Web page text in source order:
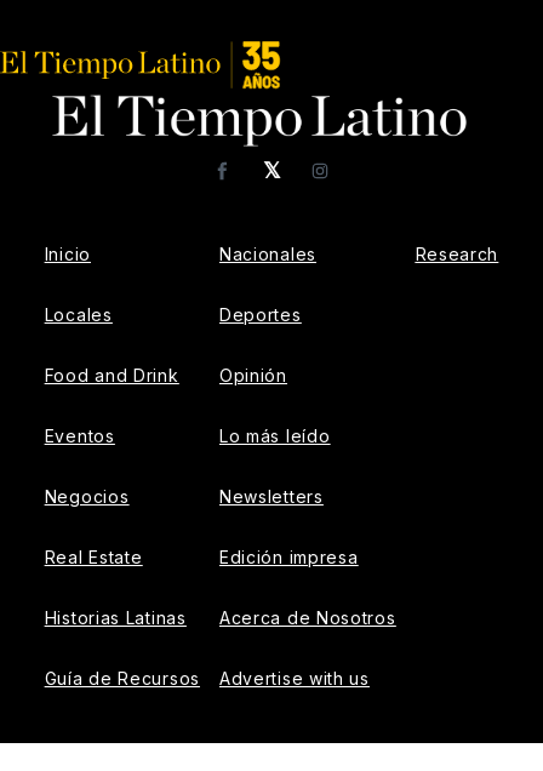
𝕏
FacebookInstagram
Inicio
Locales
Food and Drink
Eventos
Negocios
Real Estate
Historias Latinas
Guía de Recursos
Nacionales
Deportes
Opinión
Lo más leído
Newsletters
Edición impresa
Acerca de Nosotros
Advertise with us
Research
© 2026 El Tiempo Latino